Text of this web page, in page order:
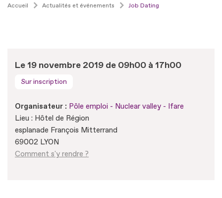
Accueil Actualités et événements Job Dating
Le 19 novembre 2019 de 09h00 à 17h00
Sur inscription
Organisateur : Pôle emploi - Nuclear valley - Ifare
Lieu : Hôtel de Région
esplanade François Mitterrand
69002 LYON
Comment s'y rendre ?